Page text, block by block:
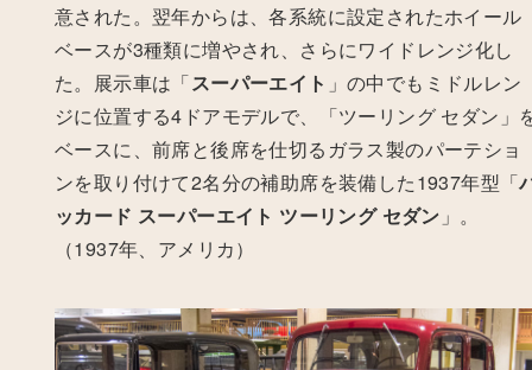
意された。 翌年からは、各系統に設定されたホイール
ベースが3種類に増やされ、さらにワイドレンジ化し
た。展示車は「スーパーエイト 」の中でもミドルレン
ジに位置する4ドアモデルで、「ツーリング セダン」
ベースに、前席と後席を仕切るガラス製のパーテショ
ンを取り付けて2名分の補助席を装備した1937年型「
ッカード スーパーエイト ツーリング セダン 」。
（1937年、アメリカ）